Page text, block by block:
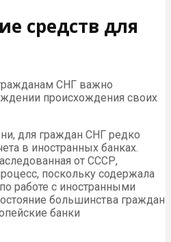
средств для
СНГ важно
происхождения своих
для граждан СНГ редко
в иностранных банках.
от СССР,
поскольку содержала
работе с иностранными
большинства граждан
банки